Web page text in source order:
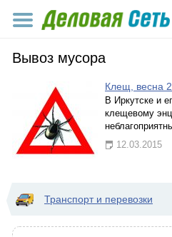
Вывоз мусора
Клещ, весна
В Иркутске и
клещевому
12.03.2015
Транспорт и перевозки